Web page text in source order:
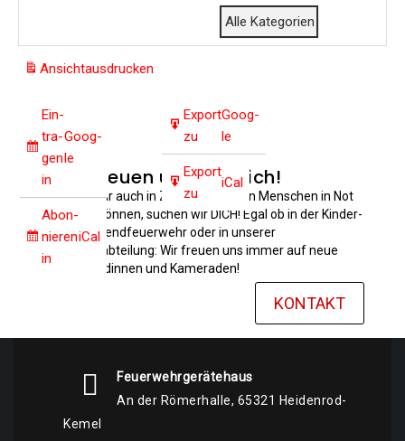
Alle Kate­go­rien
Ein­
tra­
gen
in
Goog­
le
Abon­
nie­ren
in
iCal
Ansichtausdrucken
Export
zu
Goog­
le
Export
zu
iCal
Wir freuen uns auf Dich!
Damit wir auch in Zukunft anderen Menschen in Not
helfen können, suchen wir DICH! Egal ob in der Kinder-
und Jugendfeuerwehr oder in unserer
Einsatzabteilung: Wir freuen uns immer auf neue
Kameradinnen und Kameraden!
KONTAKT
Feuerwehrgerätehaus
An der Römerhalle, 65321 Heidenrod-
Kemel